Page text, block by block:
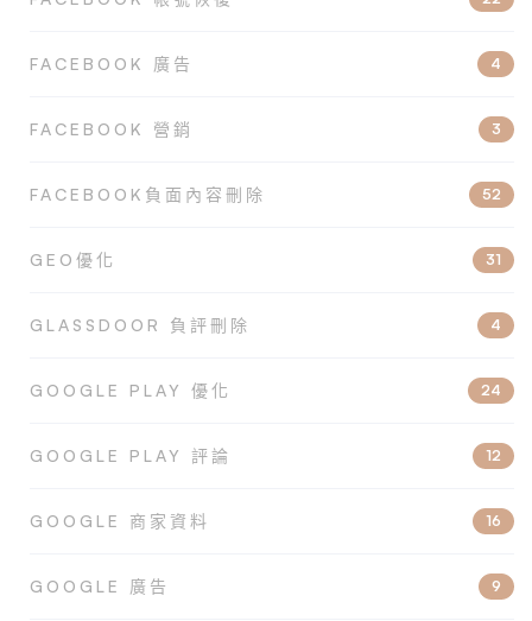
FACEBOOK 廣告 4
FACEBOOK 營銷 3
FACEBOOK負面內容刪除 52
GEO優化 31
GLASSDOOR 負評刪除 4
GOOGLE PLAY 優化 24
GOOGLE PLAY 評論 12
GOOGLE 商家資料 16
GOOGLE 廣告 9